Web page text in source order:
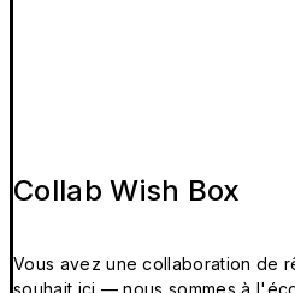
Collab Wish Box
Vous avez une collaboration de